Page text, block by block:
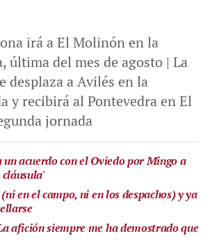
irá a El Molinón en la
última del mes de agosto | La
desplaza a Avilés en la
y recibirá al Pontevedra en El
jornada
acuerdo con el Oviedo por Mingo a
en el campo, ni en los despachos) y ya
afición siempre me ha demostrado que